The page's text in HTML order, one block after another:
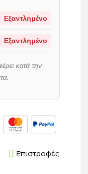
Εξαντλημένο
Εξαντλημένο
κατά την
Επιστροφές